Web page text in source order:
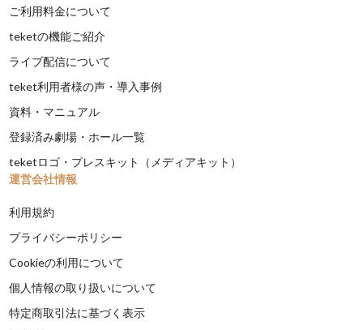
ご利用料金について
teketの機能ご紹介
ライブ配信について
teket利用者様の声・導入事例
資料・マニュアル
登録済み劇場・ホール一覧
teketロゴ・プレスキット（メディアキット）
運営会社情報
利用規約
プライバシーポリシー
Cookieの利用について
個人情報の取り扱いについて
特定商取引法に基づく表示